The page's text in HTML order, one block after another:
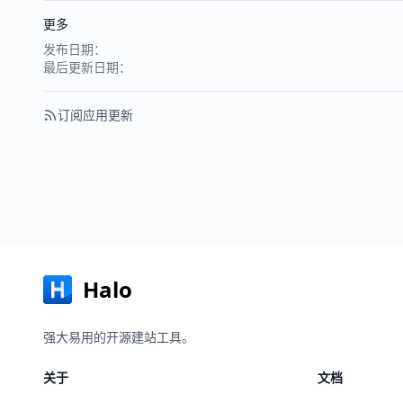
更多
发布日期：
最后更新日期：
订阅应用更新
Halo
强大易用的开源建站工具。
关于 文档